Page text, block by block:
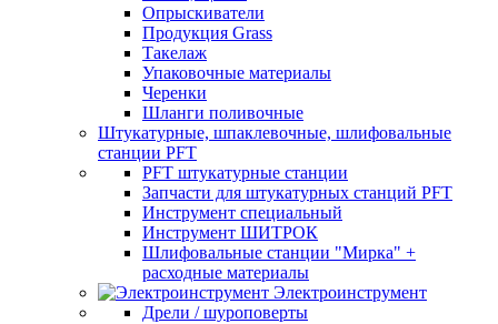
Опрыскиватели
Продукция Grass
Такелаж
Упаковочные материалы
Черенки
Шланги поливочные
Штукатурные, шпаклевочные, шлифовальные
станции PFT
PFT штукатурные станции
Запчасти для штукатурных станций PFT
Инструмент специальный
Инструмент ШИТРОК
Шлифовальные станции "Мирка" +
расходные материалы
Электроинструмент
Дрели / шуроповерты